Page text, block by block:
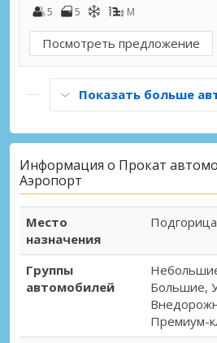
5
5 M
Посмотреть предложение
Показать больше
Информация о Прокат
Аэропорт
Место
назначения
Подгорица
Группы
автомобилей
Большие,
Премиум-